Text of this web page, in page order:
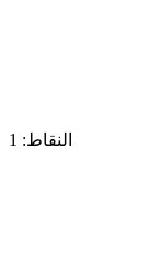
النقاط: 1